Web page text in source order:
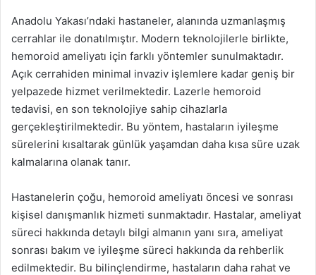
Anadolu Yakası’ndaki hastaneler, alanında uzmanlaşmış
cerrahlar ile donatılmıştır. Modern teknolojilerle birlikte,
hemoroid ameliyatı için farklı yöntemler sunulmaktadır.
Açık cerrahiden minimal invaziv işlemlere kadar geniş bir
yelpazede hizmet verilmektedir. Lazerle hemoroid
tedavisi, en son teknolojiye sahip cihazlarla
gerçekleştirilmektedir. Bu yöntem, hastaların iyileşme
sürelerini kısaltarak günlük yaşamdan daha kısa süre uzak
kalmalarına olanak tanır.
Hastanelerin çoğu, hemoroid ameliyatı öncesi ve sonrası
kişisel danışmanlık hizmeti sunmaktadır. Hastalar, ameliyat
süreci hakkında detaylı bilgi almanın yanı sıra, ameliyat
sonrası bakım ve iyileşme süreci hakkında da rehberlik
edilmektedir. Bu bilinçlendirme, hastaların daha rahat ve